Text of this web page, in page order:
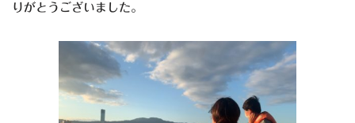
りがとうございました。